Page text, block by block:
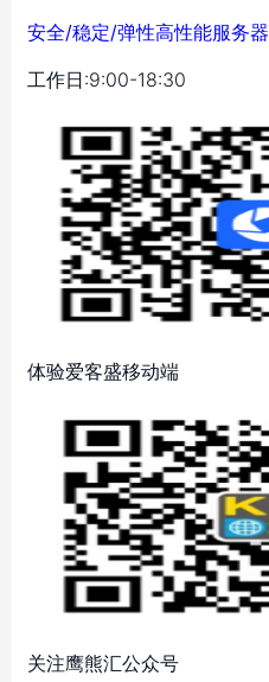
安全/稳定/弹性高性能服务器
工作日:9:00-18:30
体验爱客盛移动端
关注鹰熊汇公众号